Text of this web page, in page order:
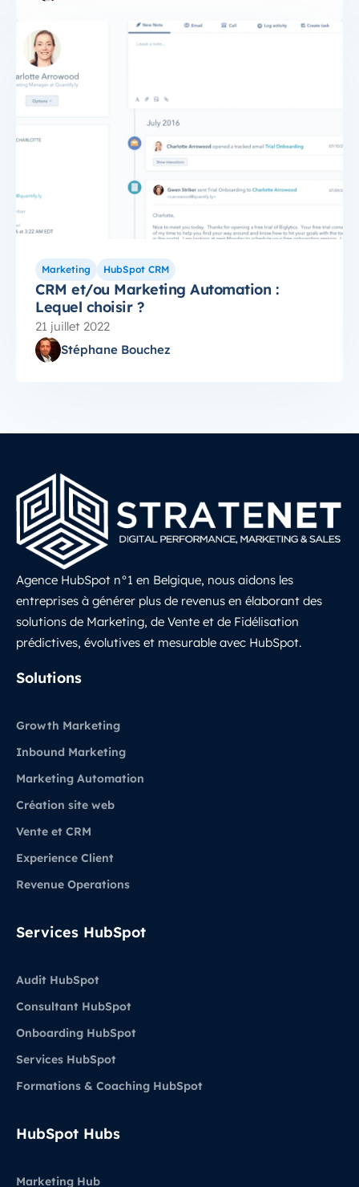
Marketing HubSpot CRM
CRM et/ou Marketing Automation :
Lequel choisir ?
21 juillet 2022
Stéphane Bouchez
Agence HubSpot n°1 en Belgique, nous aidons les
entreprises à générer plus de revenus en élaborant des
solutions de Marketing, de Vente et de Fidélisation
prédictives, évolutives et mesurable avec HubSpot.
Solutions
Growth Marketing
Inbound Marketing
Marketing Automation
Création site web
Vente et CRM
Experience Client
Revenue Operations
Services HubSpot
Audit HubSpot
Consultant HubSpot
Onboarding HubSpot
Services HubSpot
Formations & Coaching HubSpot
HubSpot Hubs
Marketing Hub